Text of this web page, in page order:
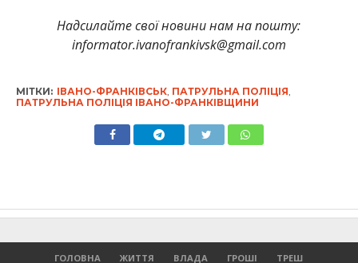
Надсилайте свої новини нам на пошту:
informator.ivanofrankivsk@gmail.com
МІТКИ: ІВАНО-ФРАНКІВСЬК, ПАТРУЛЬНА ПОЛІЦІЯ
ПАТРУЛЬНА ПОЛІЦІЯ ІВАНО-ФРАНКІВЩИНИ
ГОЛОВНА ЖИТТЯ ВЛАДА ГРОШІ ТРЕШ